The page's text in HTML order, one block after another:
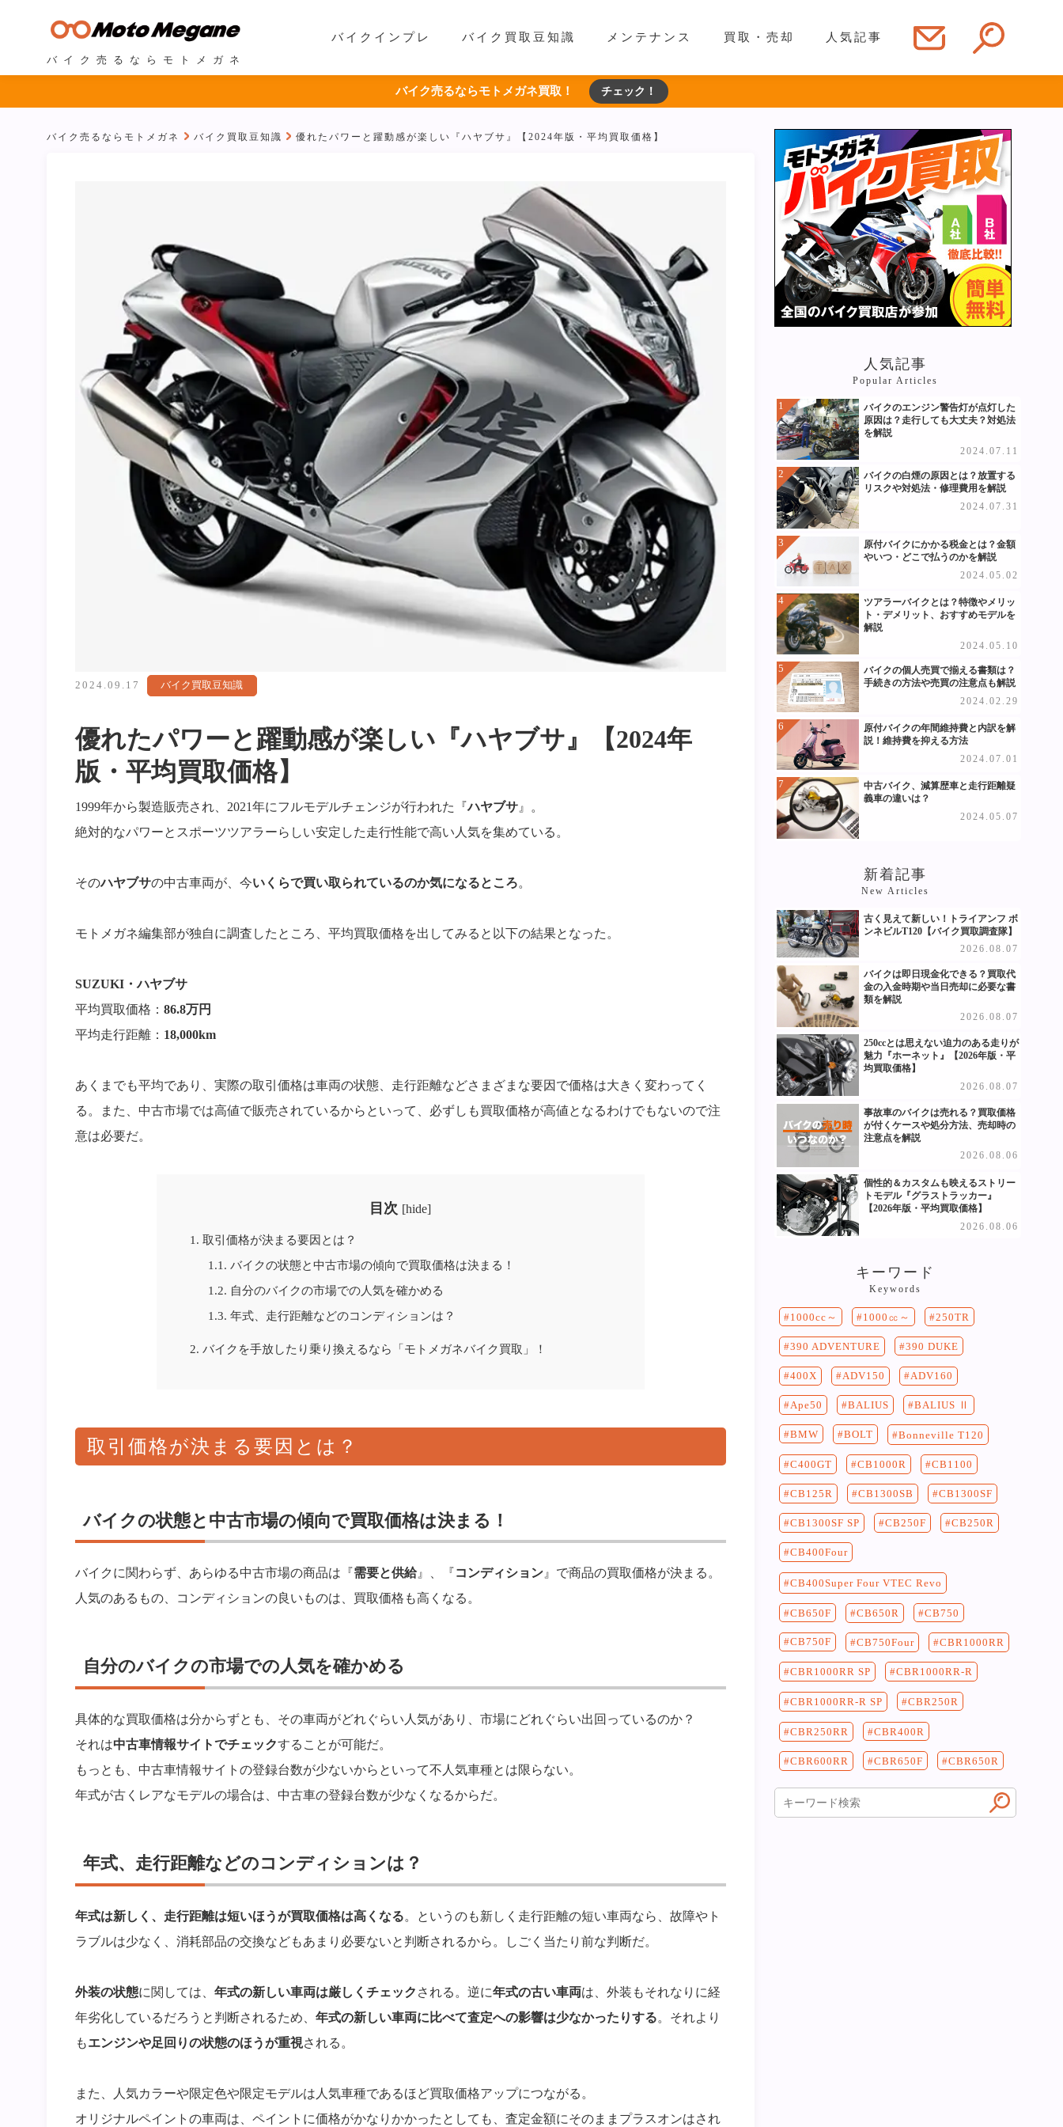
バイク売るならモトメガネ
バイクインプレ バイク買取豆知識 メンテナンス 買取・売却 人気記事
バイク売るならモトメガネ買取！ チェック！
バイク売るならモトメガネ バイク買取豆知識 優れたパワーと躍動感が楽しい『ハヤブサ』【2024年版・平均買取価格】
2024.09.17 バイク買取豆知識
優れたパワーと躍動感が楽しい『ハヤブサ』【2024年
版・平均買取価格】
1999年から製造販売され、2021年にフルモデルチェンジが行われた『ハヤブサ』。
絶対的なパワーとスポーツツアラーらしい安定した走行性能で高い人気を集めている。
そのハヤブサの中古車両が、今いくらで買い取られているのか気になるところ。
モトメガネ編集部が独自に調査したところ、平均買取価格を出してみると以下の結果となった。
SUZUKI・ハヤブサ
平均買取価格： 86.8万円
平均走行距離： 18,000km
あくまでも平均であり、実際の取引価格は車両の状態、走行距離などさまざまな要因で価格は大きく変わってく
る。また、中古市場では高値で販売されているからといって、必ずしも買取価格が高値となるわけでもないので注
意は必要だ。
目次 [hide]
1. 取引価格が決まる要因とは？
1.1. バイクの状態と中古市場の傾向で買取価格は決まる！
1.2. 自分のバイクの市場での人気を確かめる
1.3. 年式、走行距離などのコンディションは？
2. バイクを手放したり乗り換えるなら「モトメガネバイク買取」！
取引価格が決まる要因とは？
バイクの状態と中古市場の傾向で買取価格は決まる！
バイクに関わらず、あらゆる中古市場の商品は『需要と供給』、『コンディション』で商品の買取価格が決まる。
人気のあるもの、コンディションの良いものは、買取価格も高くなる。
自分のバイクの市場での人気を確かめる
具体的な買取価格は分からずとも、その車両がどれぐらい人気があり、市場にどれぐらい出回っているのか？
それは中古車情報サイトでチェックすることが可能だ。
もっとも、中古車情報サイトの登録台数が少ないからといって不人気車種とは限らない。
年式が古くレアなモデルの場合は、中古車の登録台数が少なくなるからだ。
年式、走行距離などのコンディションは？
年式は新しく、走行距離は短いほうが買取価格は高くなる。というのも新しく走行距離の短い車両なら、故障やト
ラブルは少なく、消耗部品の交換などもあまり必要ないと判断されるから。しごく当たり前な判断だ。
外装の状態に関しては、 年式の新しい車両は厳しくチェック される。逆に年式の古い車両は、外装もそれなりに経
年劣化しているだろうと判断されるため、 年式の新しい車両に比べて査定への影響は少なかったりする。それより
もエンジンや足回りの状態のほうが重視される。
また、人気カラーや限定色や限定モデルは人気車種であるほど買取価格アップにつながる。
オリジナルペイントの車両は、ペイントに価格がかなりかかったとしても、査定金額にそのままプラスオンはされ
人気記事
Popular Articles
バイクのエンジン警告灯が点灯した
原因は？走行しても大丈夫？対処法
を解説
2024.07.11
バイクの白煙の原因とは？放置する
リスクや対処法・修理費用を解説
2024.07.31
原付バイクにかかる税金とは？金額
やいつ・どこで払うのかを解説
2024.05.02
ツアラーバイクとは？特徴やメリッ
ト・デメリット、おすすめモデルを
解説
2024.05.10
バイクの個人売買で揃える書類は？
手続きの方法や売買の注意点も解説
2024.02.29
原付バイクの年間維持費と内訳を解
説！維持費を抑える方法
2024.07.01
中古バイク、減算歴車と走行距離疑
義車の違いは？
2024.05.07
新着記事
New Articles
古く見えて新しい！トライアンフ ボ
ンネビルT120【バイク買取調査隊】
2026.08.07
バイクは即日現金化できる？買取代
金の入金時期や当日売却に必要な書
類を解説
2026.08.07
250ccとは思えない迫力のある走りが
魅力『ホーネット』【2026年版・平
均買取価格】
2026.08.07
事故車のバイクは売れる？買取価格
が付くケースや処分方法、売却時の
注意点を解説
2026.08.06
個性的＆カスタムも映えるストリー
トモデル『グラストラッカー』
【2026年版・平均買取価格】
2026.08.06
キーワード
Keywords
1000cc～ 1000㏄～ 250TR
390 ADVENTURE 390 DUKE
400X ADV150 ADV160
Ape50 BALIUS BALIUS Ⅱ
BMW BOLT Bonneville T120
C400GT CB1000R CB1100
CB125R CB1300SB CB1300SF
CB1300SF SP CB250F CB250R
CB400Four
CB400Super Four VTEC Revo
CB650F CB650R CB750
CB750F CB750Four CBR1000RR
CBR1000RR SP CBR1000RR-R
CBR1000RR-R SP CBR250R
CBR250RR CBR400R
CBR600RR CBR650F CBR650R